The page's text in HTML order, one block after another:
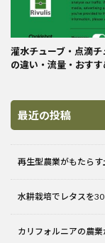
灌水チューブ・点滴
の違い・流量・おす
最近の投稿
再生型農業がもたら
水耕栽培でレタスを
カリフォルニアの農